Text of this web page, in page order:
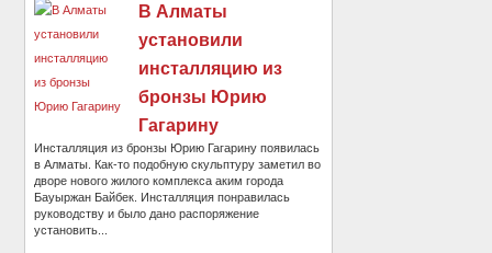
В Алматы
установили
инсталляцию из
бронзы Юрию
Гагарину
Инсталляция из бронзы Юрию Гагарину появилась
в Алматы. Как-то подобную скульптуру заметил во
дворе нового жилого комплекса аким города
Бауыржан Байбек. Инсталляция понравилась
руководству и было дано распоряжение
установить...